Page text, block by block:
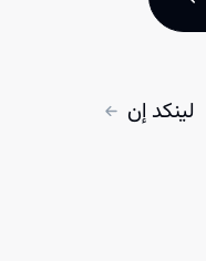
لينكد إن